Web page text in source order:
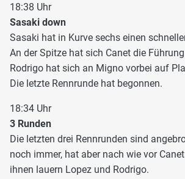
18:38 Uhr
Sasaki down
Sasaki hat in Kurve sechs einen
An der Spitze hat sich Canet die
Rodrigo hat sich an Migno vorbei auf
Die letzte Rennrunde hat begonnen.
18:34 Uhr
3 Runden
Die letzten drei Rennrunden sind
noch immer, hat aber nach wie vor
ihnen lauern Lopez und Rodrigo.